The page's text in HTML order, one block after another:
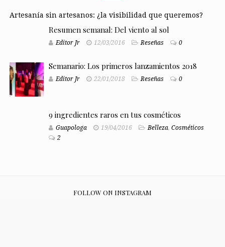
Artesanía sin artesanos: ¿la visibilidad que queremos?
Resumen semanal: Del viento al sol
Editor Jr 12/03/2016 Reseñas 0
Semanario: Los primeros lanzamientos 2018
Editor Jr 22/01/2018 Reseñas 0
9 ingredientes raros en tus cosméticos
Guapologa 19/04/2016 Belleza, Cosméticos
2
FOLLOW ON INSTAGRAM